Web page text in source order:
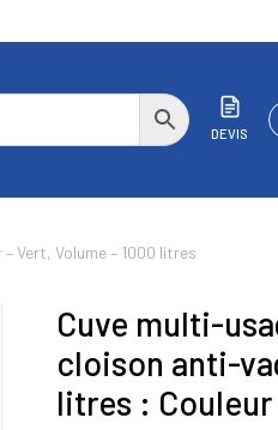
DEVIS
Vert, Volume – 1000 litres
Cuve multi-
cloison anti-
litres : Couleur